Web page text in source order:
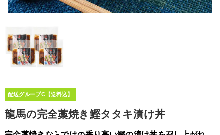
配送グループC【送料込】
龍馬の完全藁焼き鰹タタキ漬け丼